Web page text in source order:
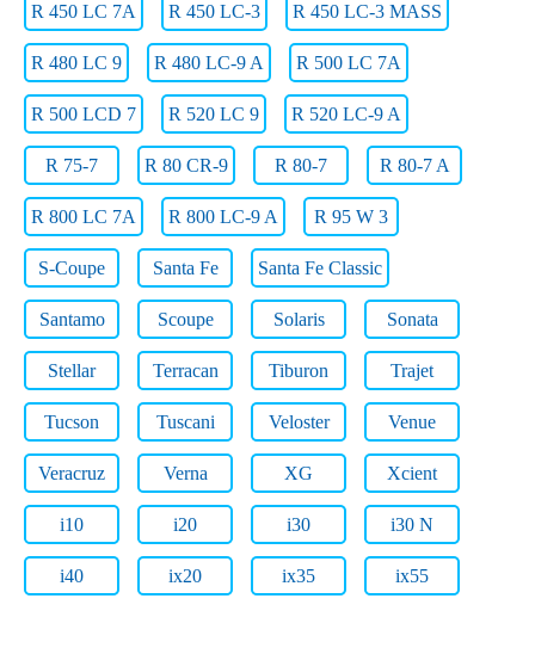
R 450 LC 7A R 450 LC-3 R 450 LC-3 MASS
R 480 LC 9 R 480 LC-9 A R 500 LC 7A
R 500 LCD 7 R 520 LC 9 R 520 LC-9 A
R 75-7 R 80 CR-9 R 80-7 R 80-7 A
R 800 LC 7A R 800 LC-9 A R 95 W 3
S-Coupe Santa Fe Santa Fe Classic
Santamo Scoupe Solaris Sonata
Stellar Terracan Tiburon Trajet
Tucson Tuscani Veloster Venue
Veracruz Verna XG Xcient
i10 i20 i30 i30 N
i40 ix20 ix35 ix55